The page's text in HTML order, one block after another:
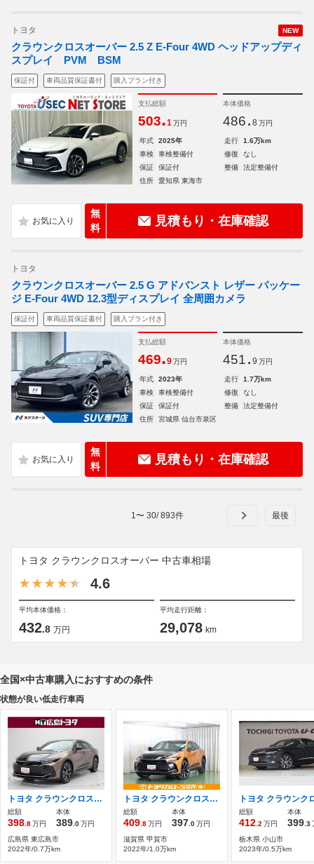
NEW
トヨタ
クラウンクロスオーバー 2.5 Z E-Four 4WD ヘッドアップディ
スプレイ PVM BSM
保証付 車両品質保証書付 購入プラン付き
支払総額
503.1 万円
本体価格
486. 8 万円
年式 2025年 走行
1.6万km
車検
車検整備付 修復
なし
保証
保証付 整備
法定整備付
住所
愛知県 東海市
無
料
見積もり・在庫確認
トヨタ
クラウンクロスオーバー 2.5 G アドバンスト レザー パッケー
ジ E-Four 4WD 12.3型ディスプレイ 全周囲カメラ
保証付 車両品質保証書付 購入プラン付き
支払総額
469.9 万円
本体価格
451. 9 万円
年式 2023年 走行
1.7万km
車検
車検整備付 修復
なし
保証
保証付 整備
法定整備付
住所
宮城県 仙台市泉区
無
料
見積もり・在庫確認
1 〜 30/893件
トヨタ クラウンクロスオーバー 中古車相場
4.6
平均本体価格：
432.8 万円
平均走行距離：
29,078 km
全国×中古車購入におすすめの条件
状態が良い低走行車両
トヨタ クラウンクロスオーバー 2.5 G アドバンスト E-Four 4WD デジタルインナーミラー パワーバックドア
総額
398 .8万円
本体
389 .0万円
広島県 東広島市
2022年/0.7万km
トヨタ クラウンクロスオーバー 2.4 RS アドバンスト E-Four advanced 4WD ナビ ETC バックモニター
総額
409 .8万円
本体
397 .0万円
滋賀県 甲賀市
2022年/1.0万km
総額
412 .2 万円
本体
399 .3
栃木県 小山市
2023年/0.5万km